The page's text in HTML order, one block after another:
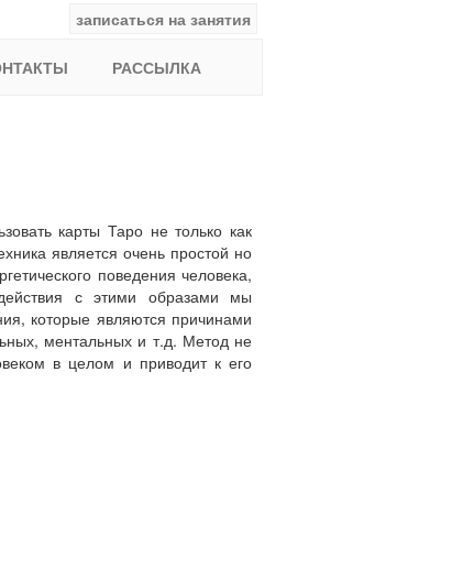
записаться на занятия
РАССЫЛКА
карты Таро не только как
является очень простой но
поведения человека,
с этими образами мы
которые являются причинами
ментальных и т.д. Метод не
в целом и приводит к его